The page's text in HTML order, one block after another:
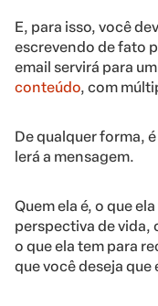
E, para isso, você
escrevendo de fato
email servirá para
conteúdo, com
De qualquer forma,
lerá a mensagem.
Quem ela é, o que
perspectiva de vida,
o que ela tem para
que você deseja que